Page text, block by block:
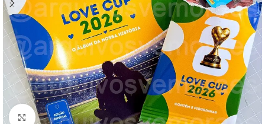
Click to enlarge